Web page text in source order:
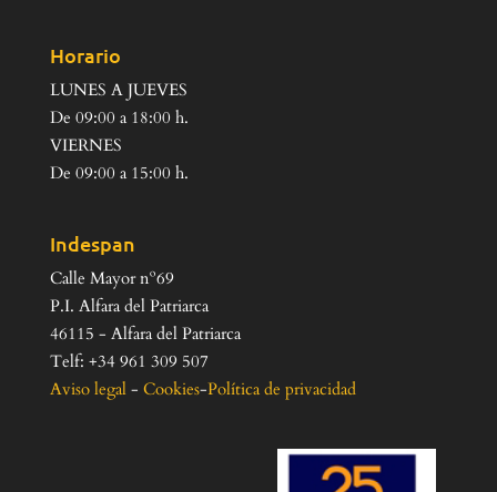
Horario
LUNES A JUEVES
De 09:00 a 18:00 h.
VIERNES
De 09:00 a 15:00 h.
Indespan
Calle Mayor nº69
P.I. Alfara del Patriarca
46115 - Alfara del Patriarca
Telf: +34 961 309 507
Aviso legal- Cookies-Política de privacidad